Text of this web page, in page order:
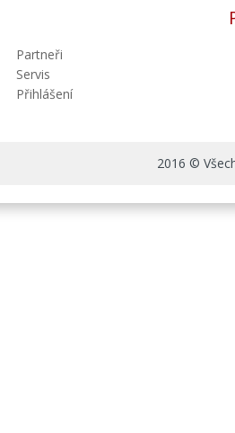
Partneři
Servis
Přihlášení
2016 ©